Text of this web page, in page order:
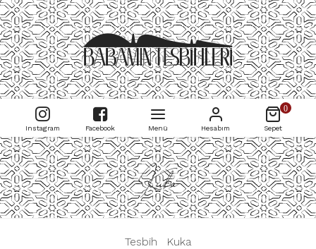
Instagram Facebook Menü Hesabım
0
Sepet
Kuka
Tesbih Kuka|